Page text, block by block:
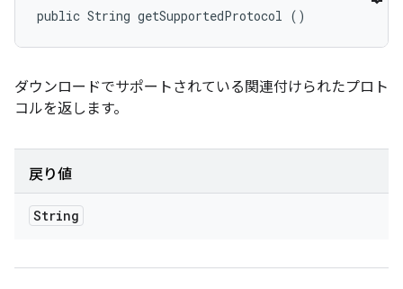
public String getSupportedProtocol ()
ダウンロードでサポートされている関連付けられたプロト
コルを返します。
戻り値
String